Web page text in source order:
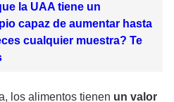
la UAA tiene un
capaz de aumentar hasta
cualquier muestra? Te
los alimentos tienen un valor